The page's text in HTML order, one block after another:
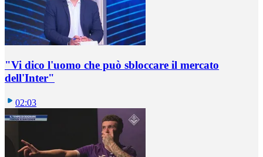
"Vi dico l'uomo che può sbloccare il mercato
dell'Inter"
02:03